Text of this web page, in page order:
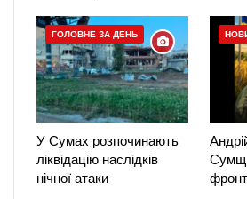
ГОЛОВНЕ ЗА ДЕНЬ
У Сумах розпочинають
ліквідацію наслідків
нічної атаки